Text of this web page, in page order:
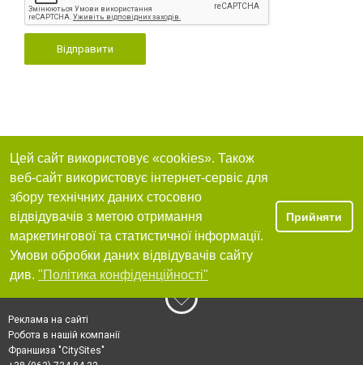
Відправити
Цей сайт використовує «cookies». Також
веб-сайт використовує інтернет-сервіс для
збору технічних даних стосовно
відвідувачів з метою отримання
маркетингової та статистичної інформації.
Умови обробки даних відвідувачів сайту
див. "Політика конфіденційності"
Прийняти
Реклама на сайті
Робота в нашій компанії
Франшиза "CitySites"